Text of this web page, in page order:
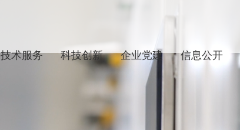
技术服务 科技创新 企业党建 信息公开